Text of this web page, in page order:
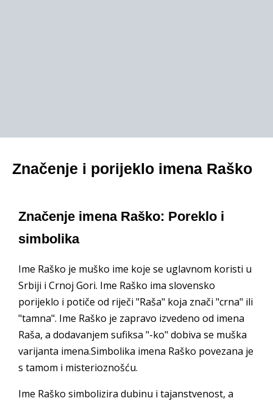
Značenje i porijeklo imena Raško
Značenje imena Raško: Poreklo i
simbolika
Ime Raško je muško ime koje se uglavnom koristi u
Srbiji i Crnoj Gori. Ime Raško ima slovensko
porijeklo i potiče od riječi "Raša" koja znači "crna" ili
"tamna". Ime Raško je zapravo izvedeno od imena
Raša, a dodavanjem sufiksa "-ko" dobiva se muška
varijanta imena.Simbolika imena Raško povezana je
s tamom i misterioznošću.
Ime Raško simbolizira dubinu i tajanstvenost, a